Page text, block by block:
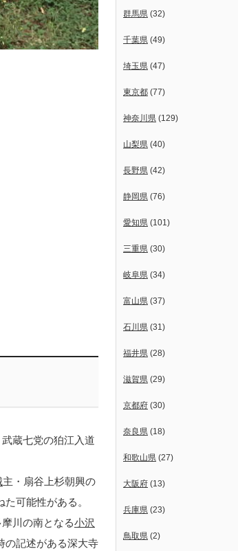
蔵七党の狛江入道
主・扇谷上杉朝興の
可能性がある。
摩川の南となる小沢
の記述がある深大寺
群馬県 (32)
千葉県 (49)
埼玉県 (47)
東京都 (77)
神奈川県 (129)
山梨県 (40)
長野県 (42)
静岡県 (76)
愛知県 (101)
三重県 (30)
岐阜県 (34)
富山県 (37)
石川県 (31)
福井県 (28)
滋賀県 (29)
京都府 (30)
奈良県 (18)
和歌山県 (27)
大阪府 (13)
兵庫県 (23)
鳥取県 (2)